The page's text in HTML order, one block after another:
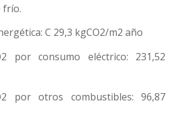
frío.
C 29,3 kgCO2/m2 año
por consumo eléctrico: 231,52
por otros combustibles: 96,87